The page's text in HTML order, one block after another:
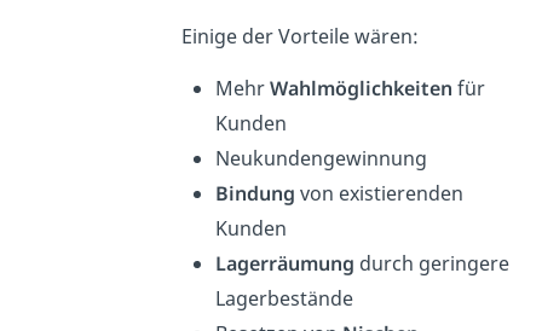
Einige der Vorteile wären:
MehrWahlmöglichkeiten für
Kunden
Neukundengewinnung
Bindung von existierenden
Kunden
Lagerräumung durch geringere
Lagerbestände